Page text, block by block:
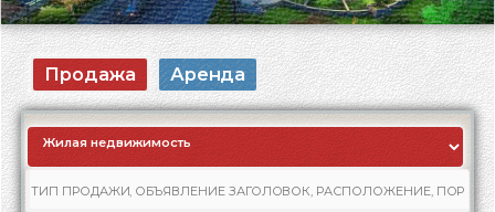
Продажа Аренда